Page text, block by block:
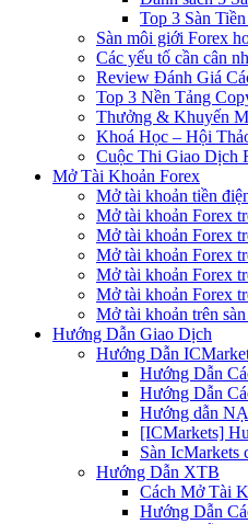
Top 3 Sàn
Sàn môi giới Forex
Các yếu tố cần cân
Review Đánh Giá
Top 3 Nền Tảng
Thưởng & Khuyến
Khoá Học – Hội
Cuộc Thi Giao Dịch
Mở Tài Khoản Forex
Mở tài khoản tiền
Mở tài khoản Forex
Mở tài khoản Forex
Mở tài khoản Forex
Mở tài khoản Forex
Mở tài khoản Forex
Mở tài khoản trên
Hướng Dẫn Giao Dịch
Hướng Dẫn
Hướng Dẫn
Hướng Dẫn
Hướng dẫn
[ICMarkets]
Sàn IcMarkets
Hướng Dẫn XTB
Cách Mở Tài
Hướng Dẫn